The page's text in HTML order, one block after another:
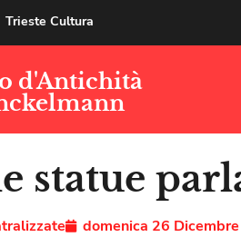
Trieste Cultura
d'Antichità
statue
domenica 26